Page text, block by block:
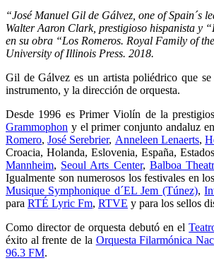
“José Manuel Gil de Gálvez, one of Spain´s
Walter Aaron Clark, prestigioso hispanista y
en su obra “Los Romeros. Royal Family of
University of Illinois Press. 2018.
Gil de Gálvez es un artista poliédrico que
instrumento, y la dirección de orquesta.
Desde 1996 es Primer Violín de la
Grammophon y el primer conjunto andaluz
Romero,José Serebrier, Anneleen Lenaerts,
Croacia, Holanda, Eslovenia, España,
Mannheim, Seoul Arts Center, Balboa
Igualmente son numerosos los festivales en
Musique Symphonique d´EL Jem (Túnez),
para RTÉ Lyric Fm, RTVE y para los sellos
Como director de orquesta debutó en el
éxito al frente de la Orquesta Filarmónica
96.3 FM.